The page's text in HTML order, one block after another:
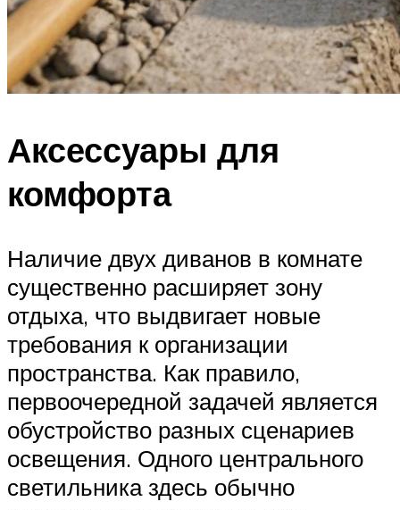
Аксессуары для
комфорта
Наличие двух диванов в комнате
существенно расширяет зону
отдыха, что выдвигает новые
требования к организации
пространства. Как правило,
первоочередной задачей является
обустройство разных сценариев
освещения. Одного центрального
светильника здесь обычно